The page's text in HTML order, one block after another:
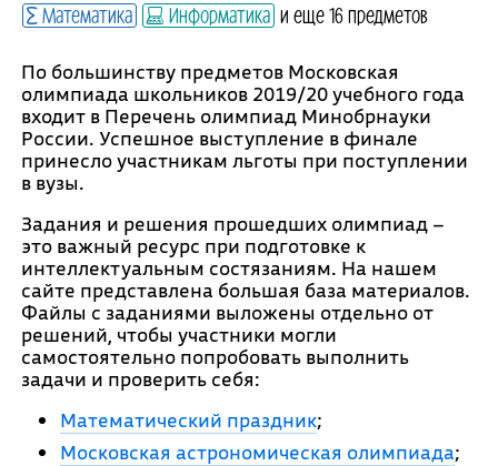
Математика Информатика и еще 16 предметов
По большинству предметов Московская
олимпиада школьников 2019/20 учебного года
входит в Перечень олимпиад Минобрнауки
России. Успешное выступление в финале
принесло участникам льготы при поступлении
в вузы.
Задания и решения прошедших олимпиад –
это важный ресурс при подготовке к
интеллектуальным состязаниям. На нашем
сайте представлена большая база материалов.
Файлы с заданиями выложены отдельно от
решений, чтобы участники могли
самостоятельно попробовать выполнить
задачи и проверить себя:
Математический праздник;
Московская астрономическая олимпиада;